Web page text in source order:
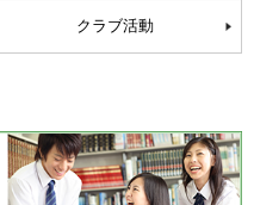
クラブ活動